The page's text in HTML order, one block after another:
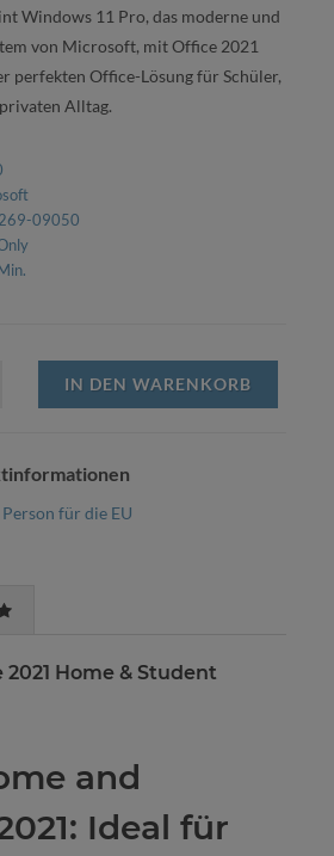
Windows 11 Pro, das moderne und
von Microsoft, mit Office 2021
perfekten Office-Lösung für Schüler,
Alltag.
269-09050
IN DEN WARENKORB
für die EU
Home & Student
and
Ideal für